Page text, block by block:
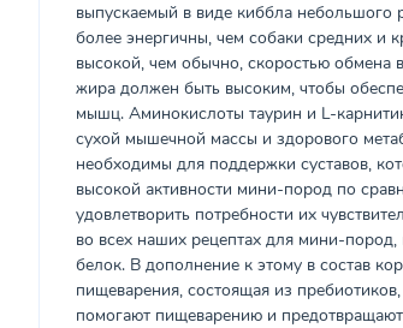
выпускаемый в виде киббла
более энергичны, чем собаки средних и
высокой, чем обычно, скоростью обмена
жира должен быть высоким, чтобы
мышц. Аминокислоты таурин и L-
сухой мышечной массы и здорового
необходимы для поддержки суставов,
высокой активности мини-пород по
удовлетворить потребности их
во всех наших рецептах для мини-
белок. В дополнение к этому в состав
пищеварения, состоящая из
помогают пищеварению и